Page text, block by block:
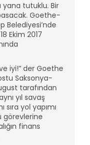
yana tutuklu. Bir
Goethe-
Belediyesi’nde
Ekim 2017
iyi!” der Goethe
Saksonya-
tarafından
yıl savaş
yol yapımı
görevlerine
finans